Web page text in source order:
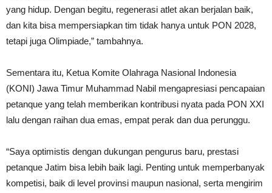
yang hidup. Dengan begitu, regenerasi atlet akan berjalan baik,
dan kita bisa mempersiapkan tim tidak hanya untuk PON 2028,
tetapi juga Olimpiade,” tambahnya.
Sementara itu, Ketua Komite Olahraga Nasional Indonesia
(KONI) Jawa Timur Muhammad Nabil mengapresiasi pencapaian
petanque yang telah memberikan kontribusi nyata pada PON XXI
lalu dengan raihan dua emas, empat perak dan dua perunggu.
“Saya optimistis dengan dukungan pengurus baru, prestasi
petanque Jatim bisa lebih baik lagi. Penting untuk memperbanyak
kompetisi, baik di level provinsi maupun nasional, serta mengirim